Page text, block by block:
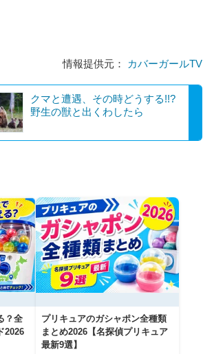
情報提供元：
カバーガールTV
クマと遭遇、その時どうする!!?
野生の獣と出くわしたら
？全
2026
プリキュアのガシャポン全種類
まとめ2026【名探偵プリキュア
最新9選】